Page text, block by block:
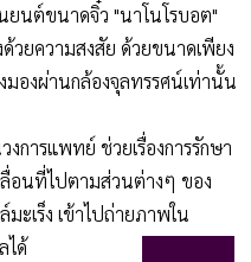
ยนต์ขนาดจิ๋ว "นาโนโรบอต"
ยความสงสัย ด้วยขนาดเพียง
มองผ่านกล้องจุลทรรศน์เท่านั้น
การแพทย์ ช่วยเรื่องการรักษา
อนที่ไปตามส่วนต่างๆ ของ
มะเร็ง เข้าไปถ่ายภาพใน
ได้